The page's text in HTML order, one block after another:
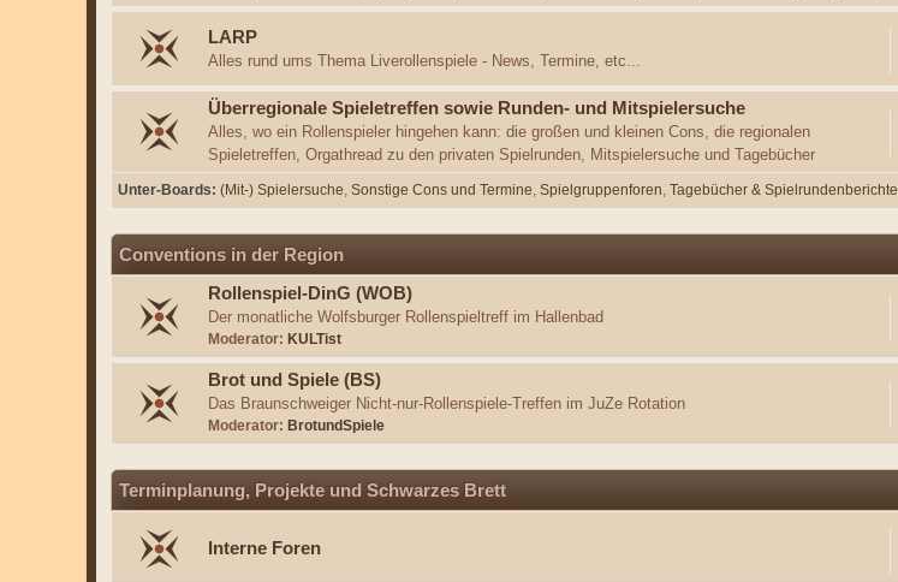
LARP
Alles rund ums Thema Liverollenspiele - News, Termine, etc...
Überregionale Spieletreffen sowie Runden- und Mitspielersuche
Alles, wo ein Rollenspieler hingehen kann: die großen und kleinen Cons, die regionalen
Spieletreffen, Orgathread zu den privaten Spielrunden, Mitspielersuche und Tagebücher
Unter-Boards (Mit-) Spielersuche Sonstige Cons und Termine Spielgruppenforen Tagebücher & Spielrundenberichte
Conventions in der Region
Rollenspiel-DinG (WOB)
Der monatliche Wolfsburger Rollenspieltreff im Hallenbad
Moderator: KULTist
Brot und Spiele (BS)
Das Braunschweiger Nicht-nur-Rollenspiele-Treffen im JuZe Rotation
Moderator: BrotundSpiele
Terminplanung, Projekte und Schwarzes Brett
Interne Foren